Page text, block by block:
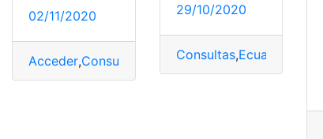
02/11/2020
Acceder,Consultas Ecuador,Herramientas
29/10/2020
Consultas,Ecuador